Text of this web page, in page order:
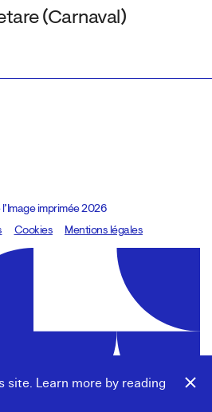
site. Learn more by reading
(Carnaval)
imprimée 2026
8080.studio
Cookies Mentions légales